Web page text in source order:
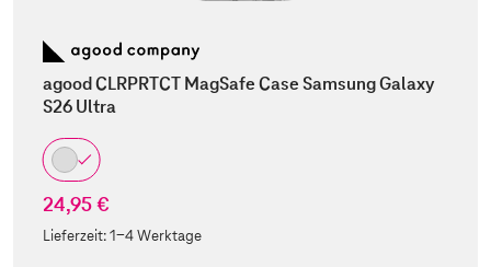
agood CLRPRTCT MagSafe Case Samsung Galaxy
S26 Ultra
24,95 €
Lieferzeit:1-4 Werktage